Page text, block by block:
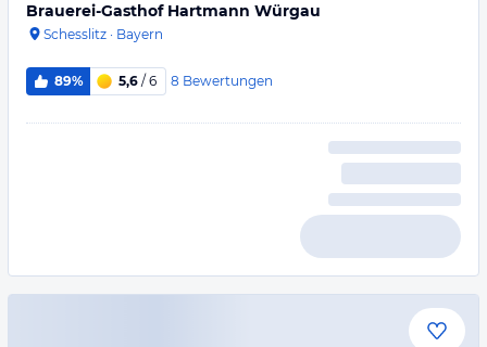
Brauerei-Gasthof Hartmann Würgau
Schesslitz · Bayern
89% 5,6 / 6 8 Bewertungen